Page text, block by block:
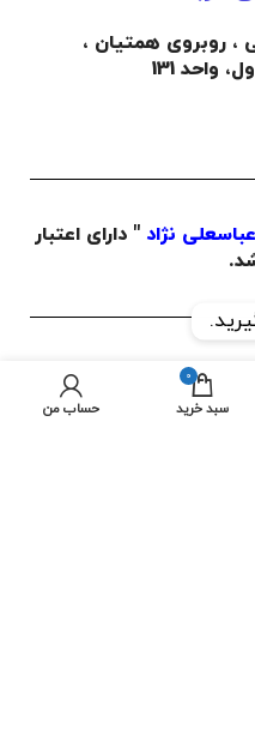
، روبروی همتیان ،
واحد 131
نژاد " دارای اعتبار
چهارشنبه از ساعت9:00
جمعهتعطیل می باشد.
0
سبد خرید حساب من